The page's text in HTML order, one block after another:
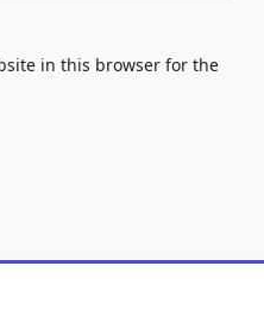
in this browser for the